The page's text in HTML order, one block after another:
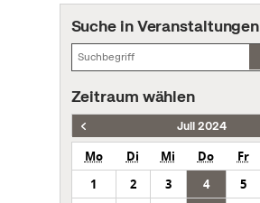
Suche in Veranstaltungen
Zeitraum wählen
Juli 2024
Mo Di Mi Do Fr
1
2 3 4 5